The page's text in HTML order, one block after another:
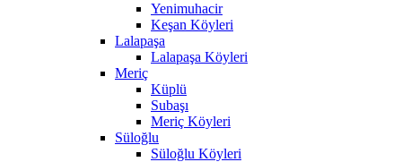
Yenimuhacir
Keşan Köyleri
Lalapaşa
Lalapaşa Köyleri
Meriç
Küplü
Subaşı
Meriç Köyleri
Süloğlu
Süloğlu Köyleri